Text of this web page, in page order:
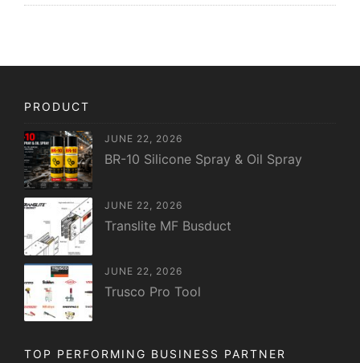
PRODUCT
JUNE 22, 2026
BR-10 Silicone Spray & Oil Spray
JUNE 22, 2026
Translite MF Busduct
JUNE 22, 2026
Trusco Pro Tool
TOP PERFORMING BUSINESS PARTNER